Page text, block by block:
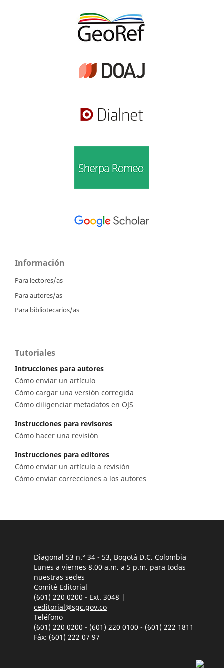
Información
Para lectores/as
Para autores/as
Para bibliotecarios/as
Tutoriales
Intrucciones para autores
Cómo enviar un artículo
Cómo cargar una versión corregida
Cómo diligenciar metadatos en OJS
Instrucciones para revisores
Cómo hacer una revisión
Instrucciones para editores
Cómo enviar un artículo a revisión
Cómo enviar correcciones a los autores
Diagonal 53 n.° 34 - 53, Bogotá D.C. Colombia
Lunes a viernes 8.00 a.m. a 5 p.m. para todas
nuestras sedes
Comité Editorial
(601) 220 0200 - Ext. 3048 |
ceditorial@sgc.gov.co
Teléfono
(601) 220 0200 - (601) 220 0100 - (601) 222 1811
Fáx: (601) 222 07 97